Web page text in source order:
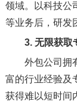
领域。以科技公
等业务后，研发
3. 无限获取
外包公司拥
富的行业经验及
获得难以短时间